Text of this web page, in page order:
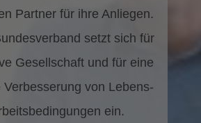
Partner für ihre Anliegen.
setzt sich für
Gesellschaft und für eine
Verbesserung von Lebens-
ein.